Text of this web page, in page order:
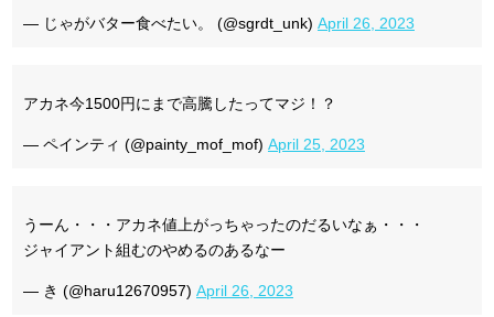
— じゃがバター食べたい。 (@sgrdt_unk) April 26, 2023
アカネ今1500円にまで高騰したってマジ！？
— ペインティ (@painty_mof_mof) April 25, 2023
うーん・・・アカネ値上がっちゃったのだるいなぁ・・・
ジャイアント組むのやめるのあるなー
— き (@haru12670957) April 26, 2023